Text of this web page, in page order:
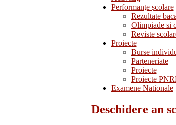
Performanţe şcolare
Rezultate
Olimpiade si
Reviste
Proiecte
Burse
Parteneriate
Proiecte
Proiecte
Examene Nationale
Deschidere an